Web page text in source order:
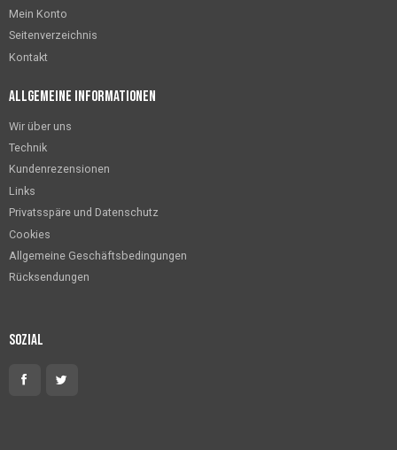
Mein Konto
Seitenverzeichnis
Kontakt
Allgemeine Informationen
Wir über uns
Technik
Kundenrezensionen
Links
Privatsspäre und Datenschutz
Cookies
Allgemeine Geschäftsbedingungen
Rücksendungen
Sozial